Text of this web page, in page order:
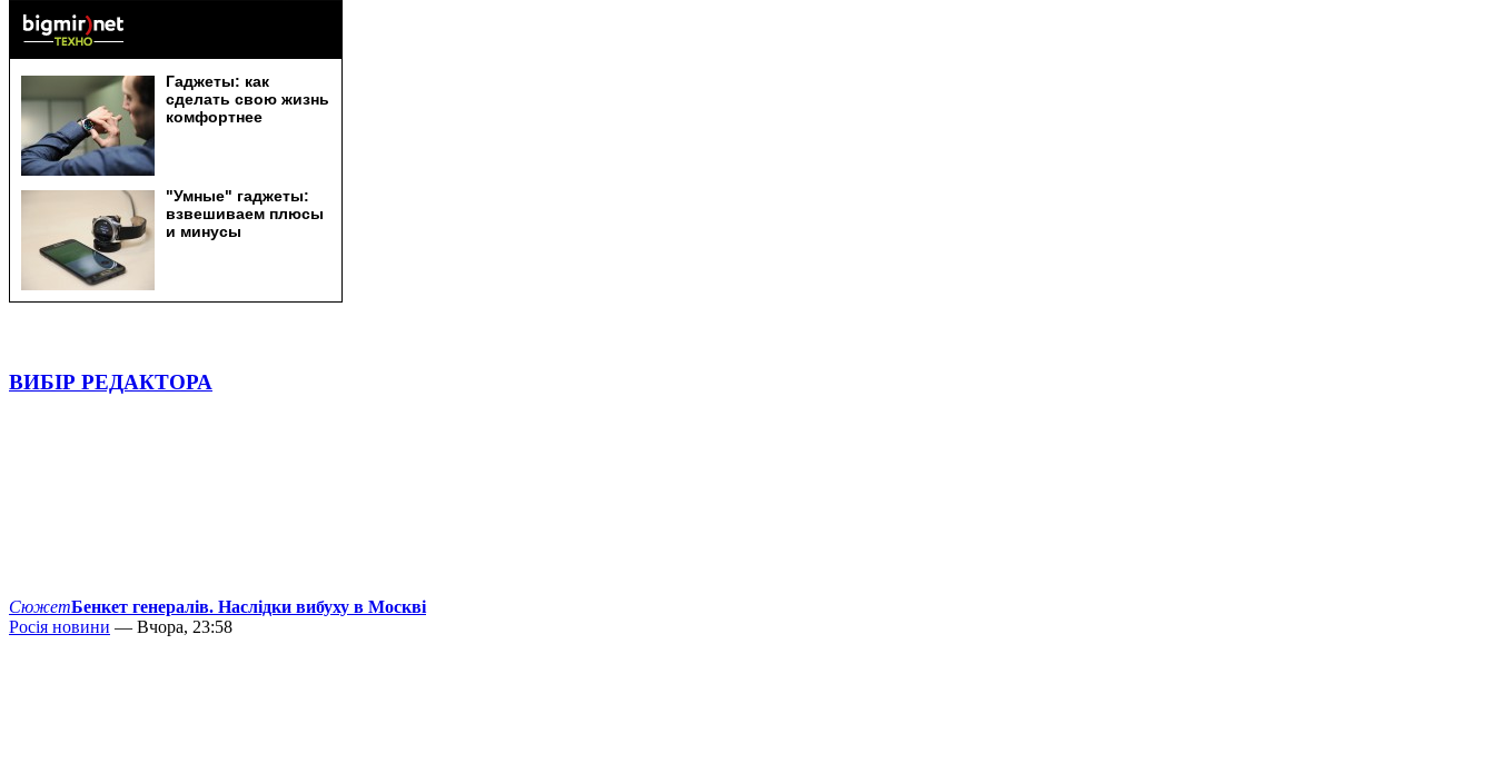
ВИБІР РЕДАКТОРА
СюжетБенкет генералів. Наслідки вибуху в Москві
Росія новини — Вчора, 23:58